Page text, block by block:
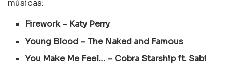
músicas:
Firework – Katy Perry
Young Blood – The Naked and Famous
You Make Me Feel… – Cobra Starship ft. Sabi